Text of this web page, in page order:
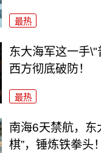
最热
东大海军这一手
西方彻底破防！
最热
南海6天禁航，东
棋”，锤炼铁拳头！